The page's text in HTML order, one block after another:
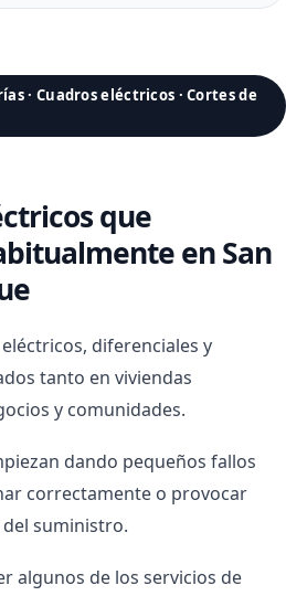
· Cuadros eléctricos · Cortes de
que
en San
diferenciales y
tanto en viviendas
y comunidades.
dando pequeños fallos
correctamente o provocar
suministro.
algunos de los servicios de